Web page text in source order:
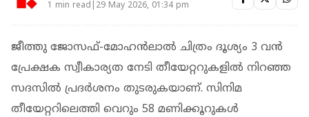
1 min read|29 May 2026, 01:34 pm
ജീത്തു ജോസഫ്-മോഹന്‍ലാല്‍ ചിത്രം ദൂശ്യം 3 വന്‍
പ്രേക്ഷക സ്വീകാര്യത നേടി തീയേറ്ററുകളില്‍ നിറഞ്ഞ
സദസില്‍ പ്രദര്‍ശനം തുടരുകയാണ്. സിനിമ
തീയേറ്ററിലെത്തി വെറും 58 മണിക്കൂറുകള്‍